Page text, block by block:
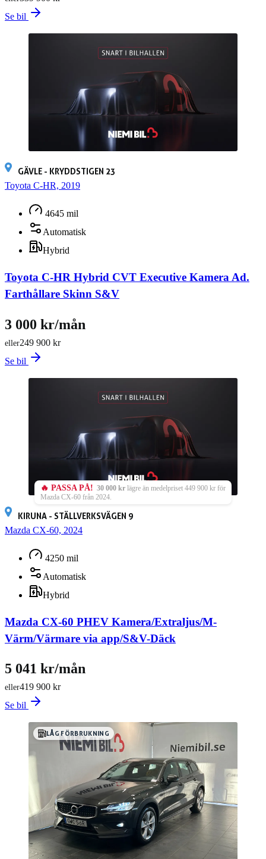
Se bil
GÄVLE - KRYDDSTIGEN 23
Toyota C-HR, 2019
4645 mil
Automatisk
Hybrid
Toyota C-HR Hybrid CVT Executive Kamera Ad.
Farthållare Skinn S&V
249 900 kr
eller
3 000 kr/mån
Se bil
🔥 PASSA PÅ! 30 000 kr lägre än medelpriset 449 900 kr för
Mazda CX-60 från 2024.
KIRUNA - STÄLLVERKSVÄGEN 9
Mazda CX-60, 2024
4250 mil
Automatisk
Hybrid
Mazda CX-60 PHEV Kamera/Extraljus/M-
Värm/Värmare via app/S&V-Däck
419 900 kr
eller
5 041 kr/mån
Se bil
LÅG FÖRBRUKNING